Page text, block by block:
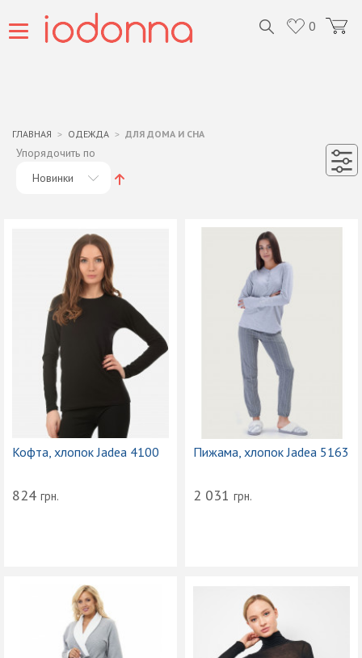
0
ГЛАВНАЯ ОДЕЖДА ДЛЯ ДОМА И СНА
Упорядочить по
Новинки
Кофта, хлопок Jadea 4100
824 грн.
Пижама, хлопок Jadea 5163
2 031 грн.